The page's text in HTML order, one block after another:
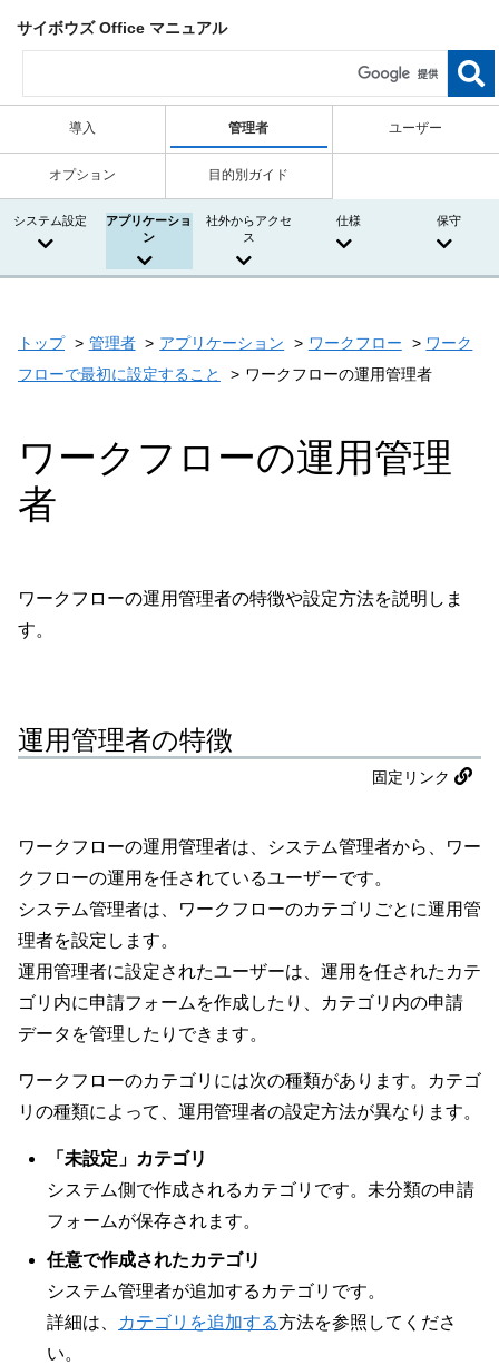
サイボウズ Office マニュアル
導入 管理者 ユーザー
オプション 目的別ガイド
システム設定
アプリケーショ
ン
社外からアクセ
ス
仕様 保守
トップ 管理者 アプリケーション ワークフロー
ワーク
フローで最初に設定すること
ワークフローの運用管理者
ワークフローの運用管理
者
ワークフローの運用管理者の特徴や設定方法を説明しま
す。
運用管理者の特徴
固定リンク
ワークフローの運用管理者は、システム管理者から、ワー
クフローの運用を任されているユーザーです。
システム管理者は、ワークフローのカテゴリごとに運用管
理者を設定します。
運用管理者に設定されたユーザーは、運用を任されたカテ
ゴリ内に申請フォームを作成したり、カテゴリ内の申請
データを管理したりできます。
ワークフローのカテゴリには次の種類があります。カテゴ
リの種類によって、運用管理者の設定方法が異なります。
「未設定」カテゴリ
システム側で作成されるカテゴリです。未分類の申請
フォームが保存されます。
任意で作成されたカテゴリ
システム管理者が追加するカテゴリです。
詳細は、
カテゴリを追加する方法を参照してくださ
い。